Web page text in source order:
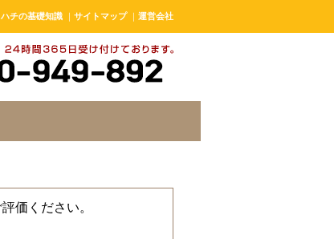
ハチの基礎知識 ｜ サイトマップ ｜ 運営会社
価ください。